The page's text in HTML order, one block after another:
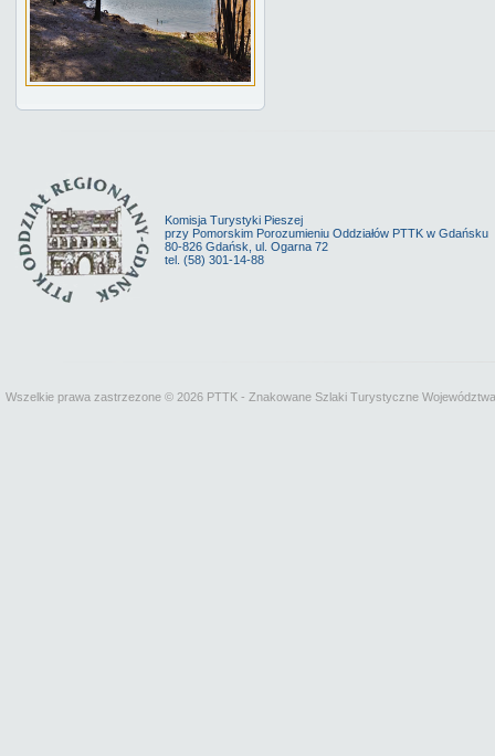
Komisja Turystyki Pieszej
przy Pomorskim Porozumieniu Oddziałów PTTK w Gdańsku
80-826 Gdańsk, ul. Ogarna 72
tel. (58) 301-14-88
Wszelkie prawa zastrzezone © 2026 PTTK - Znakowane Szlaki Turystyczne